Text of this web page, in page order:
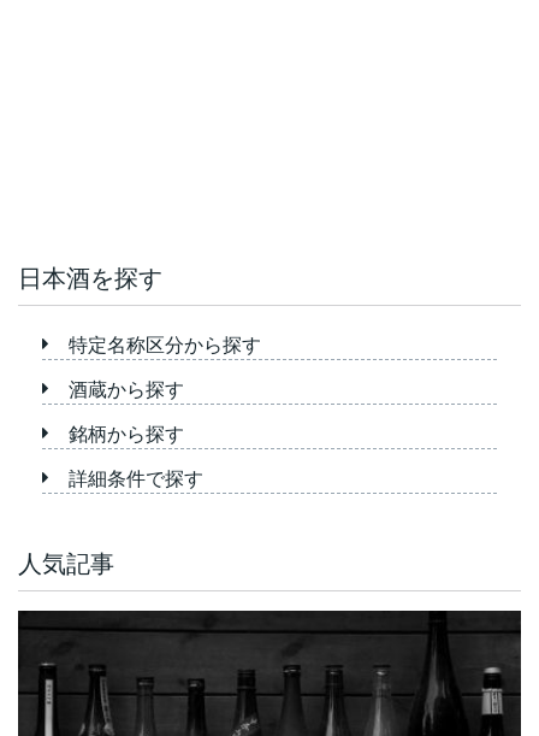
日本酒を探す
特定名称区分から探す
酒蔵から探す
銘柄から探す
詳細条件で探す
人気記事